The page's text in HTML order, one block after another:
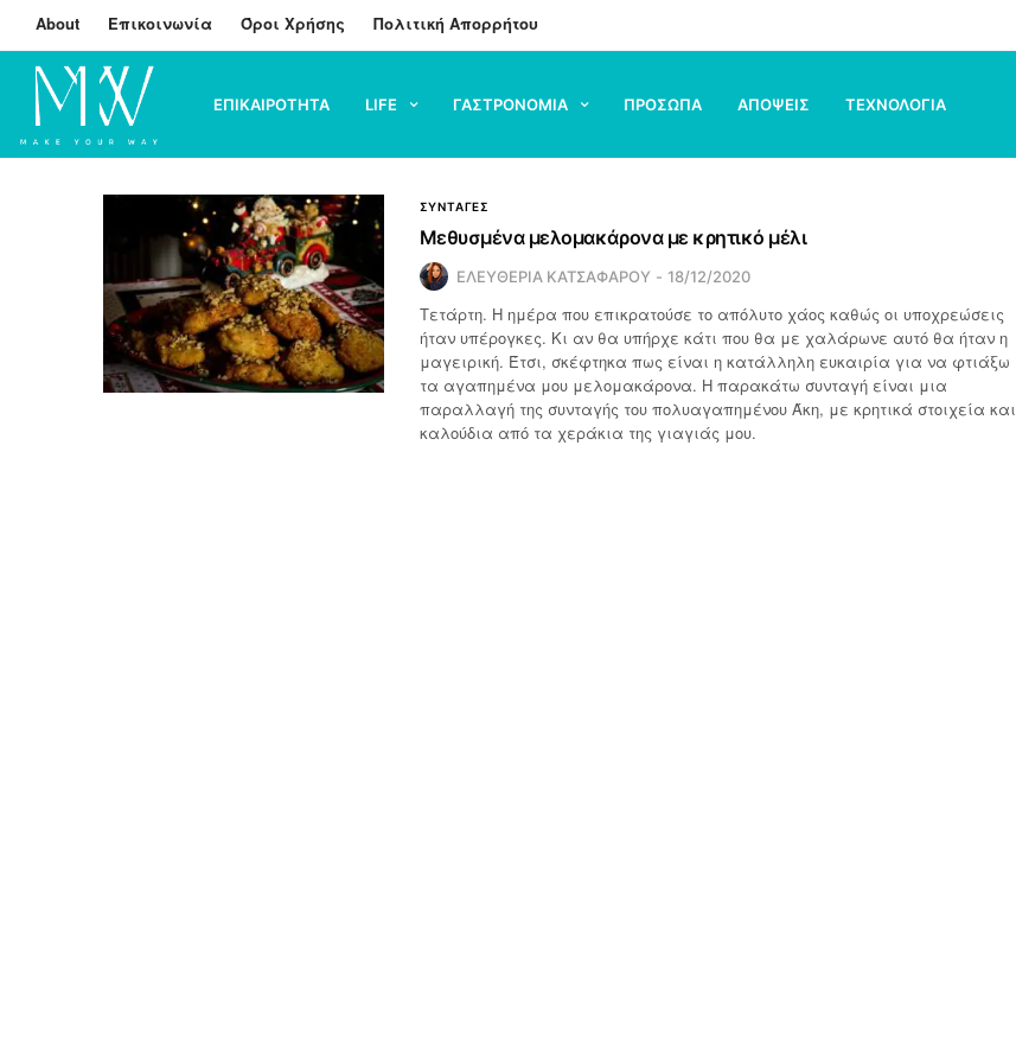
About Επικοινωνία Όροι Χρήσης Πολιτική Απορρήτου
ΕΠΙΚΑΙΡΟΤΗΤΑ LIFE ΓΑΣΤΡΟΝΟΜΙΑ ΠΡΟΣΩΠΑ ΑΠΟΨΕΙΣ ΤΕΧΝΟΛΟΓΙΑ
ΣΥΝΤΑΓΕΣ
Μεθυσμένα μελομακάρονα με κρητικό μέλι
ΕΛΕΥΘΕΡΙΑ ΚΑΤΣΑΦΑΡΟΥ 18/12/2020
Τετάρτη. Η ημέρα που επικρατούσε το απόλυτο χάος καθώς οι υποχρεώσεις
ήταν υπέρογκες. Κι αν θα υπήρχε κάτι που θα με χαλάρωνε αυτό θα ήταν η
μαγειρική. Έτσι, σκέφτηκα πως είναι η κατάλληλη ευκαιρία για να φτιάξω
τα αγαπημένα μου μελομακάρονα. Η παρακάτω συνταγή είναι μια
παραλλαγή της συνταγής του πολυαγαπημένου Άκη, με κρητικά στοιχεία και
καλούδια από τα χεράκια της γιαγιάς μου.